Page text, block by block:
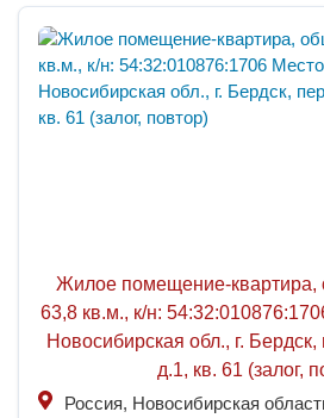
Жилое помещение-
63,8 кв.м., к/н:
Новосибирская обл., г. Бердск,
д.1, кв. 61 (залог,
Россия, Новосибирская